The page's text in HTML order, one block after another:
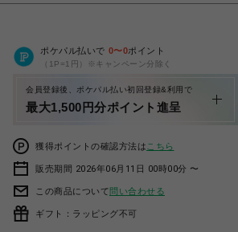
ポケパル払いで 0〜0ポイント
（1P=1円）※キャンペーン分除く
会員登録後、ポケパル払い初回登録&利用で
最大1,500円分ポイント進呈
獲得ポイントの確認方法は こちら
販売期間 2026年06月11日 00時00分 〜
この商品について問い合わせる
ギフト：ラッピング不可